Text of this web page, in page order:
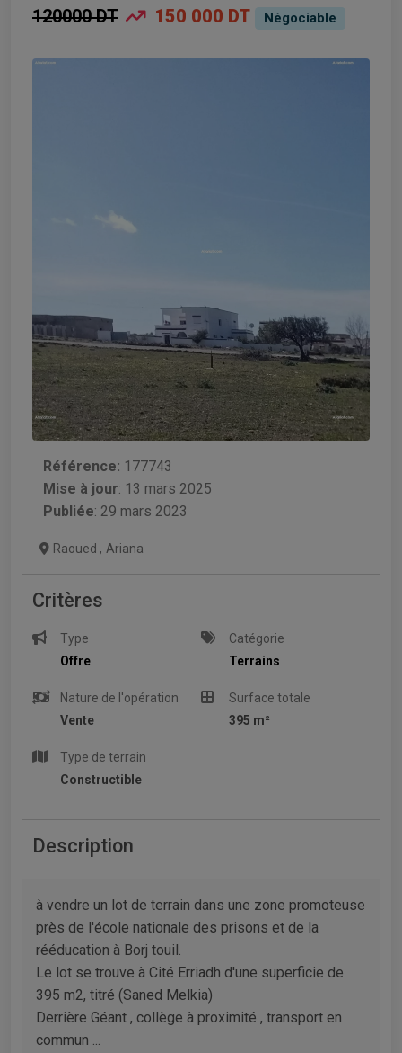
120000 DT 150 000 DT Négociable
Référence: 177743
Mise à jour: 13 mars 2025
Publiée: 29 mars 2023
Raoued , Ariana
Critères
Type
Offre
Catégorie
Terrains
Nature de l'opération
Vente
Surface totale
395 m²
Type de terrain
Constructible
Description
à vendre un lot de terrain dans une zone promoteuse
près de l'école nationale des prisons et de la
rééducation à Borj touil.
Le lot se trouve à Cité Erriadh d'une superficie de
395 m2, titré (Saned Melkia)
Derrière Géant , collège à proximité , transport en
commun ...